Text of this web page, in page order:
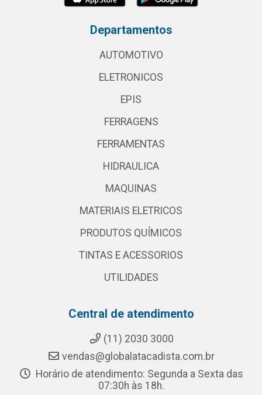
Departamentos
AUTOMOTIVO
ELETRONICOS
EPIS
FERRAGENS
FERRAMENTAS
HIDRAULICA
MAQUINAS
MATERIAIS ELETRICOS
PRODUTOS QUÍMICOS
TINTAS E ACESSORIOS
UTILIDADES
Central de atendimento
(11) 2030 3000
vendas@globalatacadista.com.br
Horário de atendimento: Segunda a Sexta das
07:30h às 18h.